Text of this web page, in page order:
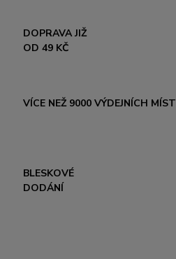
DOPRAVA JIŽ
OD 49 KČ
VÍCE NEŽ 9000 VÝDEJNÍCH MÍST
BLESKOVÉ
DODÁNÍ